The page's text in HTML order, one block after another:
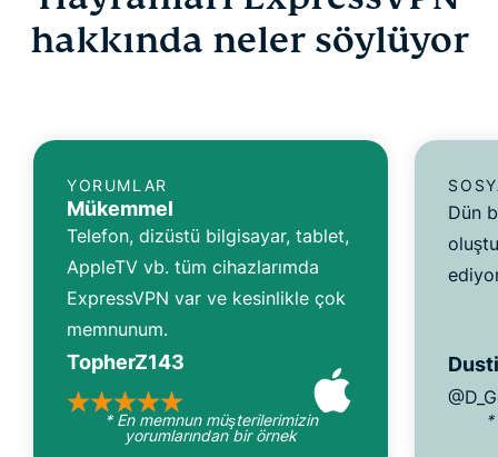
hakkında neler söylüyor
YORUMLAR
Mükemmel
Telefon, dizüstü bilgisayar, tablet,
AppleTV vb. tüm cihazlarımda
ExpressVPN var ve kesinlikle çok
memnunum.
TopherZ143
* En memnun müşterilerimizin
yorumlarından bir örnek
Dün
*